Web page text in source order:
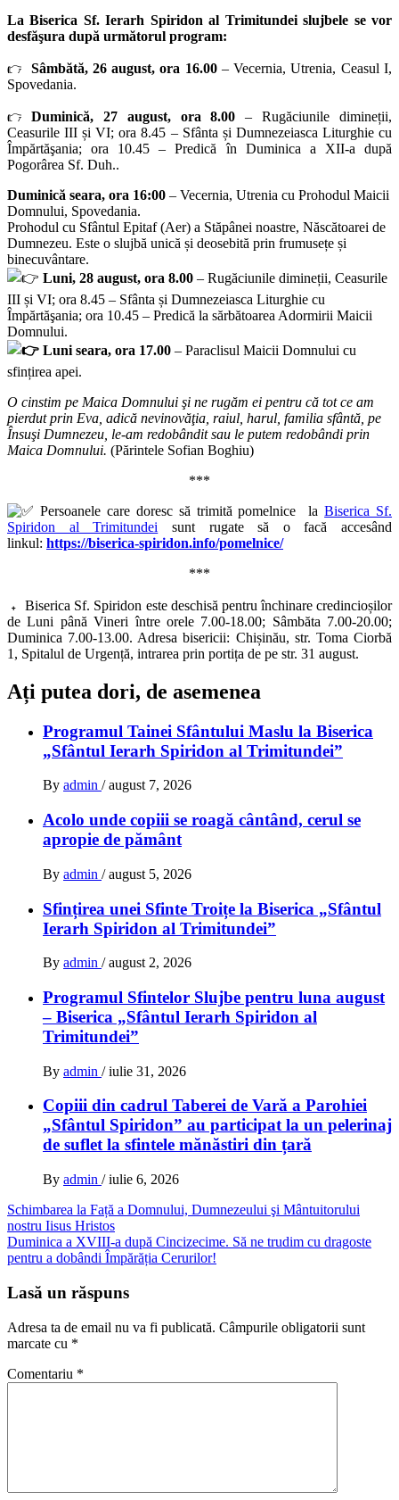
La Biserica Sf. Ierarh Spiridon al Trimitundei slujbele se vor
desfăşura după următorul program:
Sâmbătă, 26 august, ora 16.00– Vecernia, Utrenia, Ceasul I,
Spovedania.
Duminică, 27 august, ora 8.00 – Rugăciunile dimineții,
Ceasurile III și VI; ora 8.45 – Sfânta și Dumnezeiasca Liturghie cu
Împărtăşania; ora 10.45 – Predică în Duminica a XII-a după
Pogorârea Sf. Duh..
Duminică seara, ora 16:00 – Vecernia, Utrenia cu Prohodul Maicii
Domnului, Spovedania.
Prohodul cu Sfântul Epitaf (Aer) a Stăpânei noastre, Născătoarei de
Dumnezeu. Este o slujbă unică și deosebită prin frumusețe și
binecuvântare.
Luni, 28 august, ora 8.00 – Rugăciunile dimineții, Ceasurile
III și VI; ora 8.45 – Sfânta și Dumnezeiasca Liturghie cu
Împărtăşania; ora 10.45 – Predică la sărbătoarea Adormirii Maicii
Domnului.
Luni seara, ora 17.00 – Paraclisul Maicii Domnului cu
sfințirea apei.
O cinstim pe Maica Domnului şi ne rugăm ei pentru că tot ce am
pierdut prin Eva, adică nevinovăţia, raiul, harul, familia sfântă, pe
Însuşi Dumnezeu, le-am redobândit sau le putem redobândi prin
Maica Domnului. (Părintele Sofian Boghiu)
***
Persoanele care doresc să trimită pomelnice laBiserica Sf.
Spiridon al Trimitundei sunt rugate să o facă accesând
linkul: https://biserica-spiridon.info/pomelnice/
***
Biserica Sf. Spiridon este deschisă pentru închinare credincioșilor
de Luni până Vineri între orele 7.00-18.00; Sâmbăta 7.00-20.00;
Duminica 7.00-13.00. Adresa bisericii: Chișinău, str. Toma Ciorbă
1, Spitalul de Urgență, intrarea prin portița de pe str. 31 august.
Ați putea dori, de asemenea
Programul Tainei Sfântului Maslu la Biserica
„Sfântul Ierarh Spiridon al Trimitundei”
By admin / august 7, 2026
Acolo unde copiii se roagă cântând, cerul se
apropie de pământ
By admin / august 5, 2026
Sfințirea unei Sfinte Troițe la Biserica „Sfântul
Ierarh Spiridon al Trimitundei”
By admin / august 2, 2026
Programul Sfintelor Slujbe pentru luna august
– Biserica „Sfântul Ierarh Spiridon al
Trimitundei”
By admin / iulie 31, 2026
Copiii din cadrul Taberei de Vară a Parohiei
„Sfântul Spiridon” au participat la un pelerinaj
de suflet la sfintele mănăstiri din țară
By admin / iulie 6, 2026
Navigare
în
articole
Schimbarea la Față a Domnului, Dumnezeului şi Mântuitorului
nostru Iisus Hristos
Duminica a XVIII-a după Cincizecime. Să ne trudim cu dragoste
pentru a dobândi Împărăția Cerurilor!
Lasă un răspuns
Adresa ta de email nu va fi publicată. Câmpurile obligatorii sunt
marcate cu *
Comentariu *